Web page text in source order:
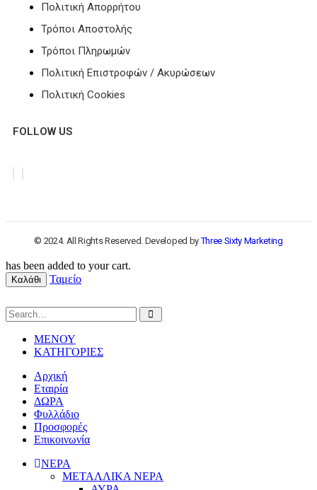
Πολιτική Απορρήτου
Τρόποι Αποστολής
Τρόποι Πληρωμών
Πολιτική Επιστροφών / Ακυρώσεων
Πολιτική Cookies
FOLLOW US
© 2024. All Rights Reserved. Developed byThree Sixty Marketing
has been added to your cart.
Καλάθι Ταμείο
ΜΕΝΟΥ
ΚΑΤΗΓΟΡΙΕΣ
Αρχική
Εταιρία
ΔΩΡΑ
Φυλλάδιο
Προσφορές
Επικοινωνία
ΝΕΡΑ
ΜΕΤΑΛΛΙΚΑ ΝΕΡΑ